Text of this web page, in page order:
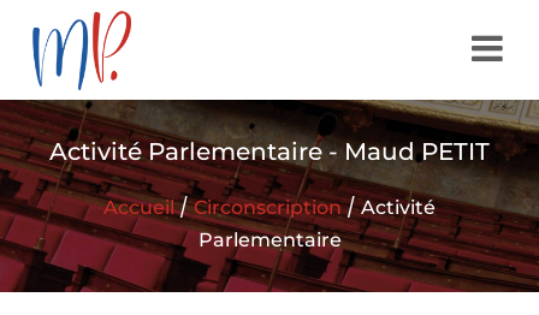
Activité Parlementaire - Maud PETIT
Accueil/Circonscription/Activité
Parlementaire